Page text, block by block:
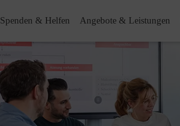
Spenden & Helfen Angebote & Leistungen